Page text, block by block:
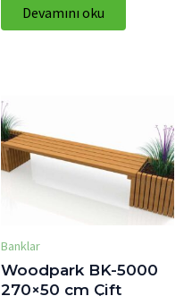
Devamını oku
Banklar
Woodpark BK-5000
270×50 cm Çift